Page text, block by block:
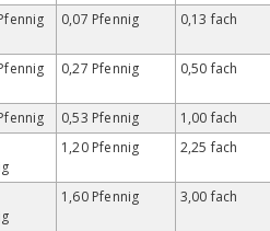
0,07 Pfennig 0,13 fach
0,27 Pfennig 0,50 fach
0,53 Pfennig
1,00 fach
1,20 Pfennig 2,25 fach
1,60 Pfennig 3,00 fach